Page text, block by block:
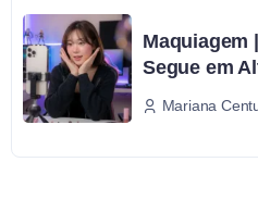
Maquiagem
Segue em
Mariana